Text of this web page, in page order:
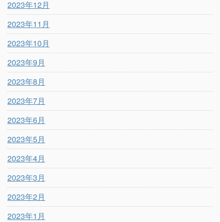
2023年12月
2023年11月
2023年10月
2023年9月
2023年8月
2023年7月
2023年6月
2023年5月
2023年4月
2023年3月
2023年2月
2023年1月